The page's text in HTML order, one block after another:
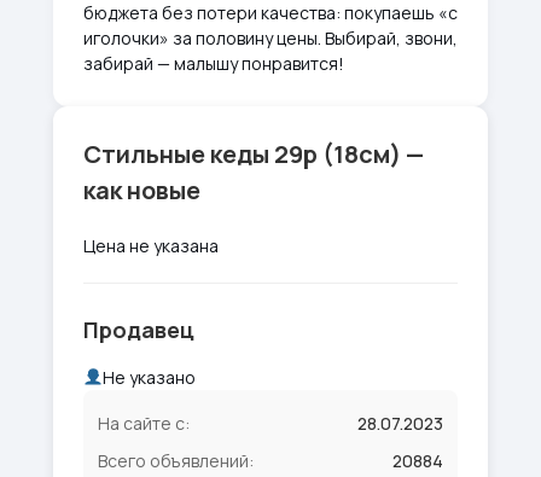
бюджета без потери качества: покупаешь «с
иголочки» за половину цены. Выбирай, звони,
забирай — малышу понравится!
Стильные кеды 29р (18см) —
как новые
Цена не указана
Продавец
Не указано
На сайте с:
28.07.2023
Всего объявлений:
20884